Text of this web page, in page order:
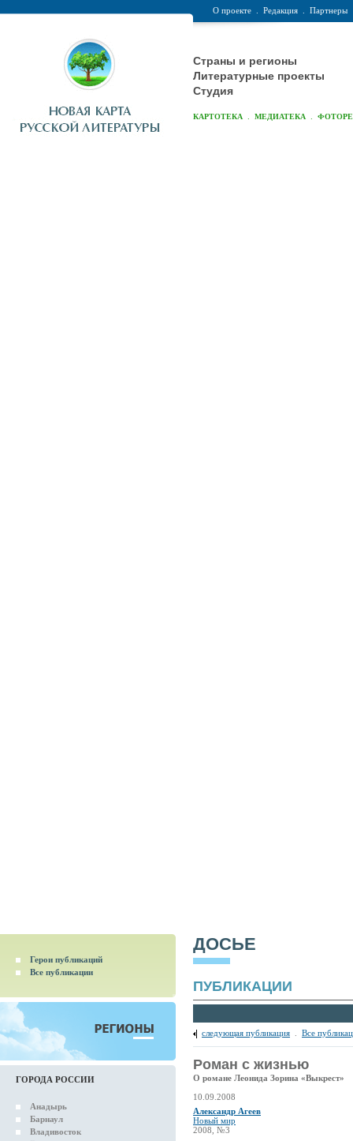
О проекте Редакция Партнеры
Страны и регионы
Литературные проекты
Студия
КАРТОТЕКА МЕДИАТЕКА
Герои публикаций
Все публикации
ГОРОДА РОССИИ
Анадырь
Барнаул
Владивосток
ДОСЬЕ
ПУБЛИКАЦИИ
следующая публикация Все
Роман с жизнью
О романе Леонида Зорина «Выкрест»
10.09.2008
Александр Агеев
Новый мир
2008, №3